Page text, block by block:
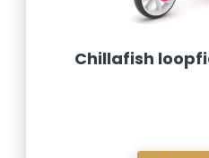
Chillafish